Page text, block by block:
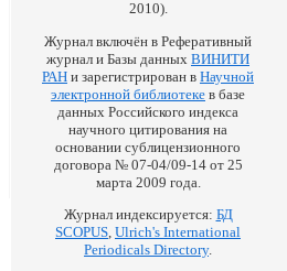
2010).
Журнал включён в Реферативный
журнал и Базы данных ВИНИТИ
РАН и зарегистрирован в Научной
электронной библиотеке в базе
данных Российского индекса
научного цитирования на
основании сублицензионного
договора № 07-04/09-14 от 25
марта 2009 года.
Журнал индексируется: БД
SCOPUS Ulrich's International
Periodicals Directory.